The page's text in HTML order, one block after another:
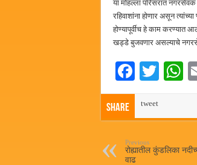
या मोहल्ला परिसरात
रहिवाशांना होणार असून
होण्यापूर्वीच हे काम करण्यात
खड्डे बुजवणार असल्याचे
Fa
bo
ok
T
r
A
Share tweet
Previous
रोह्यातील कुंडलिका
वाढ